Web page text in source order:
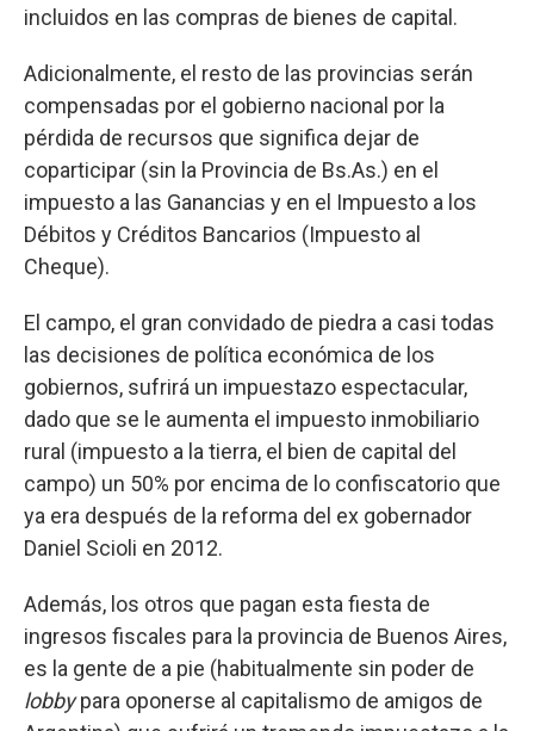
incluidos en las compras de bienes de capital.
Adicionalmente, el resto de las provincias serán
compensadas por el gobierno nacional por la
pérdida de recursos que significa dejar de
coparticipar (sin la Provincia de Bs.As.) en el
impuesto a las Ganancias y en el Impuesto a los
Débitos y Créditos Bancarios (Impuesto al
Cheque).
El campo, el gran convidado de piedra a casi todas
las decisiones de política económica de los
gobiernos, sufrirá un impuestazo espectacular,
dado que se le aumenta el impuesto inmobiliario
rural (impuesto a la tierra, el bien de capital del
campo) un 50% por encima de lo confiscatorio que
ya era después de la reforma del ex gobernador
Daniel Scioli en 2012.
Además, los otros que pagan esta fiesta de
ingresos fiscales para la provincia de Buenos Aires,
es la gente de a pie (habitualmente sin poder de
lobbypara oponerse al capitalismo de amigos de